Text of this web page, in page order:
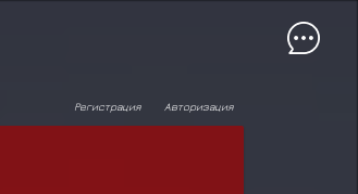
Авторизация
Регистрация